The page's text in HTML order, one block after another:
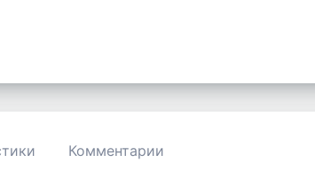
Комментарии